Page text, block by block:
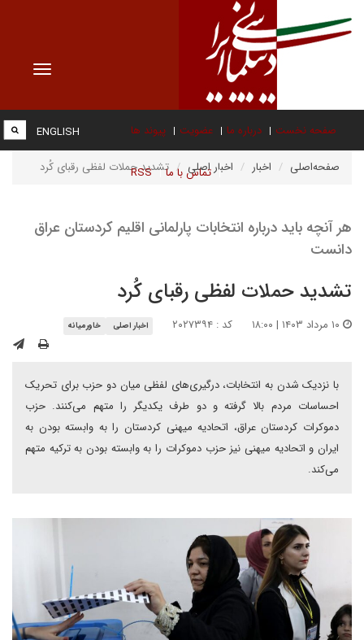
Toggle
صفحه نخست درباره ما عضویت پیوند ها
تماس با ما RSS
ENGLISH
صفحه‌اصلی اخبار اخبار اصلی تشدید حملات لفظی رقبای کُرد
هر آنچه باید درباره انتخابات پارلمانی اقلیم کردستان عراق
دانست
تشدید حملات لفظی رقبای کُرد
کد : ۲۰۲۷۳۹۴ اخبار اصلی خاورمیانه
با نزدیک شدن به انتخابات، درگیری‌های لفظی میان دو حزب برای تحریک
احساسات مردم بالا گرفته و دو طرف یکدیگر را متهم می‌کنند. حزب
دموکرات کردستان عراق، اتحادیه میهنی کردستان را به وابسته بودن به
ایران و اتحادیه میهنی نیز حزب دموکرات را به وابسته بودن به ترکیه متهم
می‌کند.